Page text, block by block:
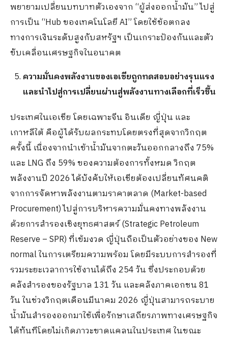
พยายามเปลี่ยนบทบาทตัวเองจาก “ผู้ส่งออกน้ำมัน” ไปสู่
การเป็น “Hub ของเทคโนโลยี AI” โดยใช้ข้อตกลง
ทางการเงินระดับสูงกับสหรัฐฯ เป็นเกราะป้องกันและตัว
ขับเคลื่อนเศรษฐกิจในอนาคต
ความมั่นคงพลังงานของเอเชียถูกทดสอบอย่างรุนแรง
และนำไปสู่การเปลี่ยนผ่านสู่พลังงานทางเลือกที่เร็วขึ้น
ประเทศในเอเชีย โดยเฉพาะจีน อินเดีย ญี่ปุ่น และ
เกาหลีใต้ คือผู้ได้รับผลกระทบโดยตรงที่สุดจากวิกฤต
ครั้งนี้ เนื่องจากนำเข้าน้ำมันจากตะวันออกกลางถึง 75%
และ LNG ถึง 59% ของความต้องการทั้งหมด วิกฤต
พลังงานปี 2026 ได้บังคับให้เอเชียต้องเปลี่ยนทัศนคติ
จากการจัดหาพลังงานตามราคาตลาด (Market-based
Procurement) ไปสู่การบริหารความมั่นคงทางพลังงาน
ด้วยการสำรองเชิงยุทธศาสตร์ (Strategic Petroleum
Reserve – SPR) ที่เข้มงวด ญี่ปุ่นถือเป็นตัวอย่างของ New
normal ในการเตรียมความพร้อม โดยมีระบบการสำรองที่
รวมระยะเวลาการใช้งานได้ถึง 254 วัน ซึ่งประกอบด้วย
คลังสำรองของรัฐบาล 131 วัน และคลังภาคเอกชน 81
วัน ในช่วงวิกฤตเดือนมีนาคม 2026 ญี่ปุ่นสามารถระบาย
น้ำมันสำรองออกมาใช้เพื่อรักษาเสถียรภาพทางเศรษฐกิจ
ได้ทันทีโดยไม่เกิดภาวะขาดแคลนในประเทศ ในขณะ